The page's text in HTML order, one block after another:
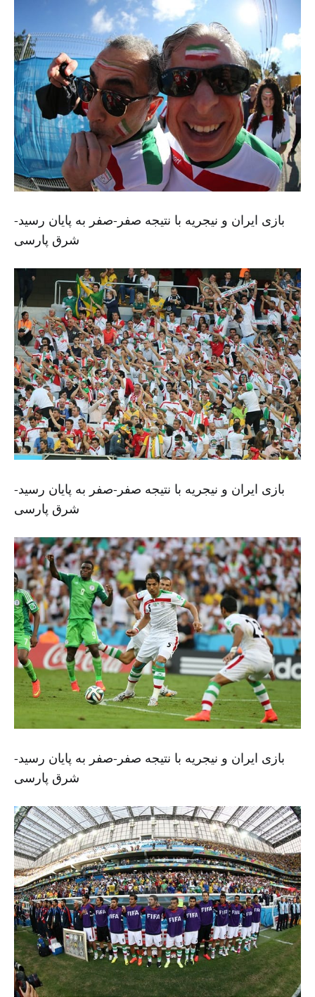
بازی ایران و نیجریه با نتیجه صفر-صفر به پایان رسید-
شرق پارسی
بازی ایران و نیجریه با نتیجه صفر-صفر به پایان رسید-
شرق پارسی
بازی ایران و نیجریه با نتیجه صفر-صفر به پایان رسید-
شرق پارسی